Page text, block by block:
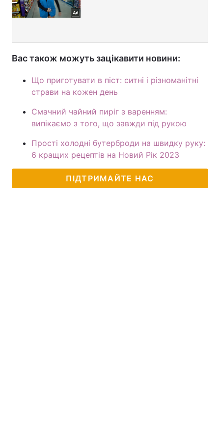
Вас також можуть зацікавити новини:
Що приготувати в піст: ситні і різноманітні
страви на кожен день
Смачний чайний пиріг з варенням:
випікаємо з того, що завжди під рукою
Прості холодні бутерброди на швидку руку:
6 кращих рецептів на Новий Рік 2023
ПІДТРИМАЙТЕ НАС